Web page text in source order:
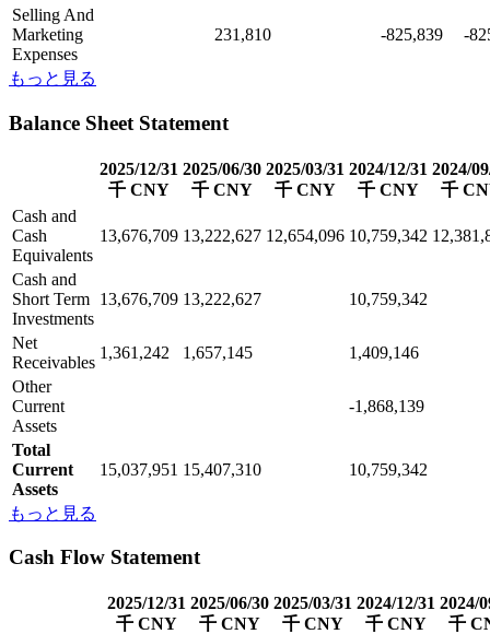
Selling And
Marketing
Expenses
231,810 -825,839 -
もっと見る
Balance Sheet Statement
2025/12/31
千 CNY
2025/06/30
千 CNY
2025/03/31
千 CNY
2024/12/31
千 CNY
2024/
千
Cash and
Cash
Equivalents
13,676,709 13,222,627 12,654,096 10,759,342
Cash and
Short Term
Investments
13,676,709 13,222,627 10,759,342
Net
Receivables
1,361,242 1,657,145
1,409,146
Other
Current
Assets
-1,868,139
Total
Current
Assets
15,037,951 15,407,310 10,759,342
もっと見る
Cash Flow Statement
2025/12/31
千 CNY
2025/06/30
千 CNY
2025/03/31
千 CNY
2024/12/31
千 CNY
2024/
千